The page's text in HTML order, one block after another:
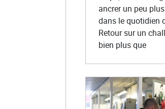
ancrer un peu
dans le quotidien
Retour sur un
bien plus que